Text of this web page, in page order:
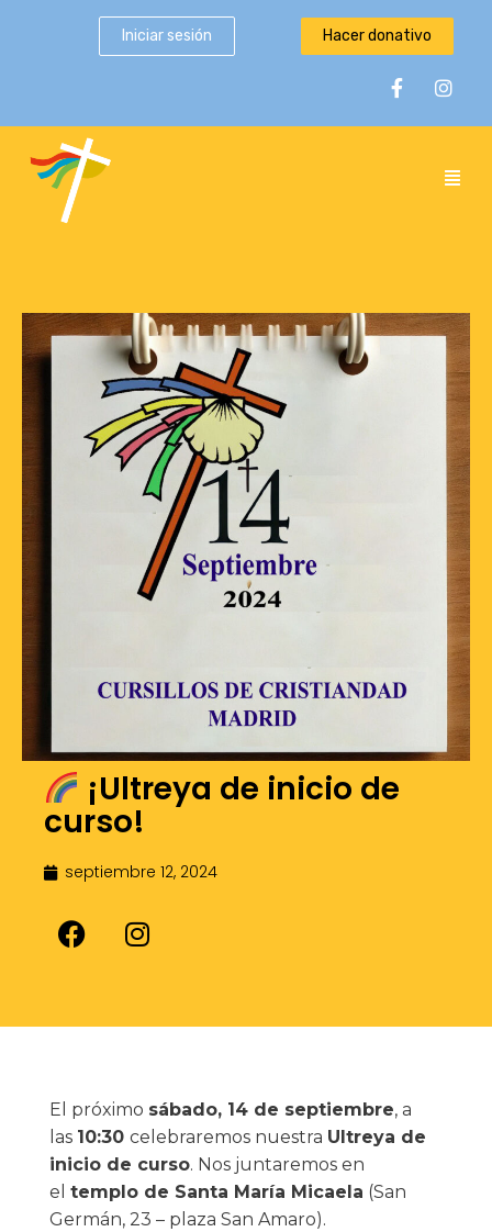
Iniciar sesión Hacer donativo
¡Ultreya de inicio de
curso!
septiembre 12, 2024
El próximo sábado, 14 de septiembre, a
las 10:30 celebraremos nuestra Ultreya de
inicio de curso. Nos juntaremos en
el templo de Santa María Micaela (San
Germán, 23 – plaza San Amaro).